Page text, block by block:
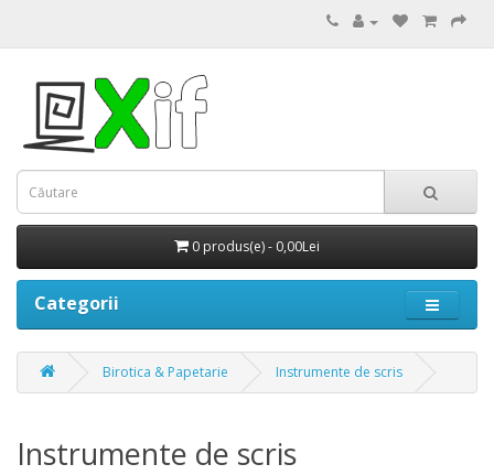
0 produs(e) - 0,00Lei
Categorii
Birotica & Papetarie Instrumente de scris
Instrumente de scris